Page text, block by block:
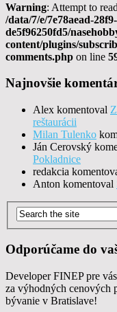
Warning: Attempt to
/data/7/e/7e78aead-
de5f96250fd5/
content/plugins/
comments.php on line
Najnovšie
Alex komentoval
reštaurácii
Milan Tulenko
Ján Cerovský
Pokladnice
redakcia
Anton komentoval
Odporúčame do
Developer FINEP pre
za výhodných cenových
bývanie v Bratislave!